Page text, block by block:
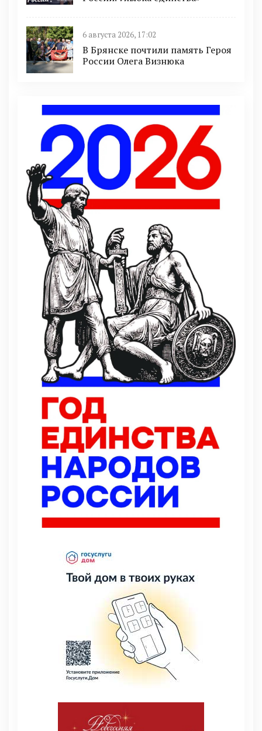
6 августа 2026, 17:02
В Брянске почтили память Героя
России Олега Визнюка